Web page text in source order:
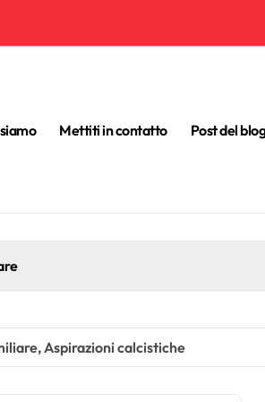
Mettiti in contatto Post del
Aspirazioni calcistiche